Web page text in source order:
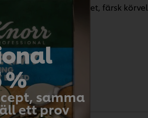
med strimlat äpplet, färsk körvel
samma
ett prov